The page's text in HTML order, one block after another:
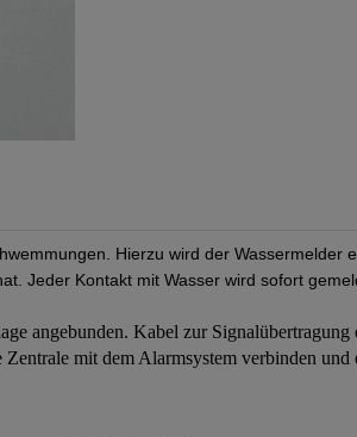
Hierzu wird der
Jeder Kontakt mit Wasser wird sofort
angebunden. Kabel zur
Zentrale mit dem Alarmsystem verbinden und